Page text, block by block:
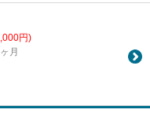
円)
月